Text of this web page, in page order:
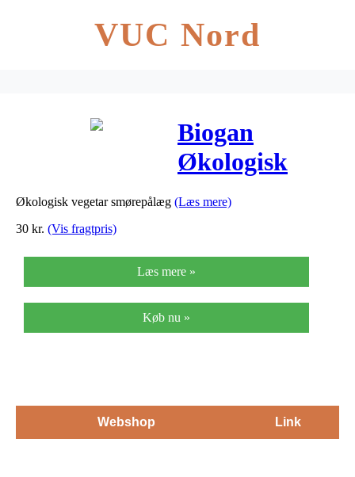
VUC Nord
Biogan
Økologisk
Streich m.
180 G
Økologisk vegetar smørepålæg (Læs mere)
30 kr. (Vis fragtpris)
Læs mere »
Køb nu »
Webshop Link